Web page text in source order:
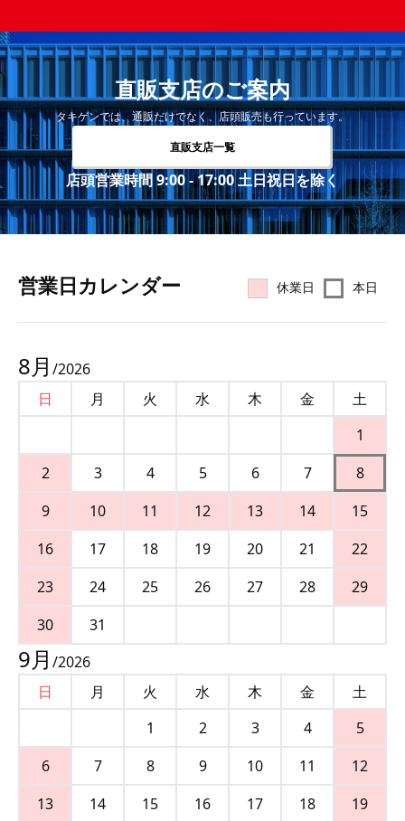
直販支店のご案内
タキゲンでは、通販だけでなく、店頭販売も行っています。
直販支店一覧
店頭営業時間 9:00 - 17:00 土日祝日を除く
営業⽇カレンダー 休業日 本日
8月 /2026
日
月 火 水 木 金
土
1
2
3 4 5 6 7
8
9
10 11 12 13 14
15
16
17 18 19 20 21
22
23
24 25 26 27 28
29
30
31
9月 /2026
日
月 火 水 木 金
土
1
2 3 4
5
6
7 8 9 10 11
12
13
14 15 16 17 18
19